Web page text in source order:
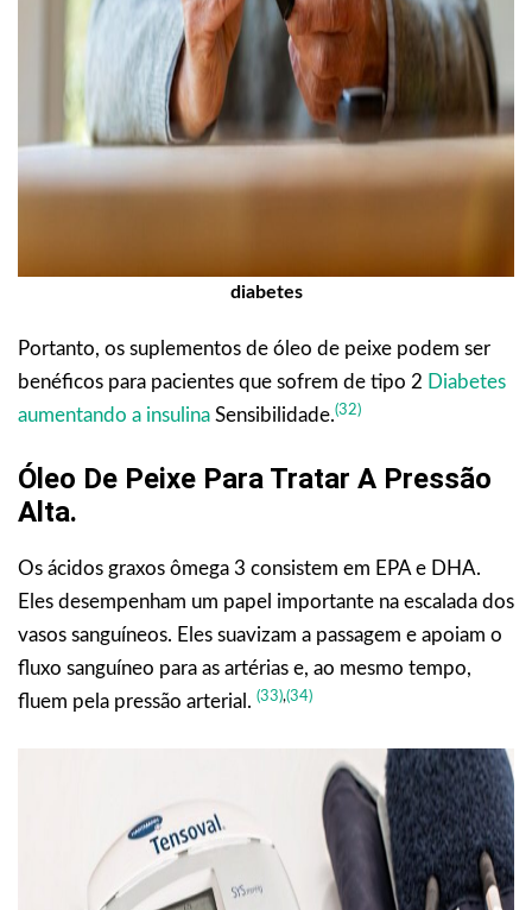
diabetes
Portanto, os suplementos de óleo de peixe podem ser
benéficos para pacientes que sofrem de tipo 2 Diabetes
aumentando a insulina Sensibilidade.(32)
Óleo De Peixe Para Tratar A Pressão
Alta.
Os ácidos graxos ômega 3 consistem em EPA e DHA.
Eles desempenham um papel importante na escalada dos
vasos sanguíneos. Eles suavizam a passagem e apoiam o
fluxo sanguíneo para as artérias e, ao mesmo tempo,
fluem pela pressão arterial. (33),(34)